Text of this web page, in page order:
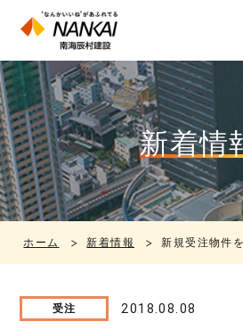
新着情
ホーム 新着情報 新規受注物件
受注 2018.08.08